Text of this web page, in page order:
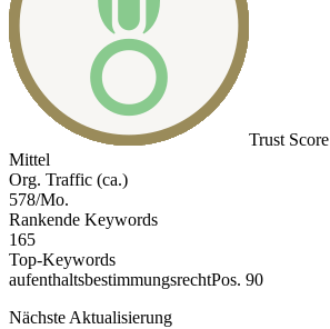
Trust Score
Mittel
Org. Traffic (ca.)
578/Mo.
Rankende Keywords
165
Top-Keywords
aufenthaltsbestimmungsrechtPos. 90
Nächste Aktualisierung